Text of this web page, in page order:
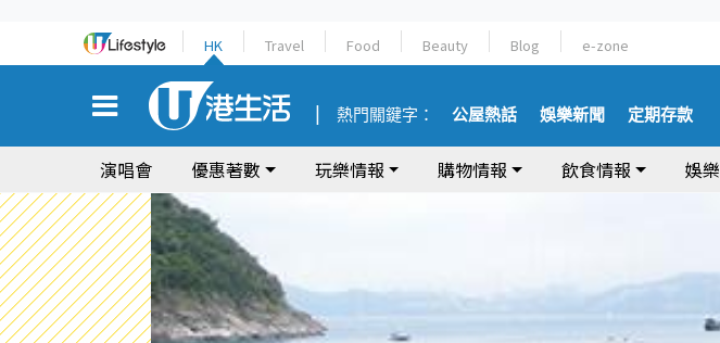
HK Travel Food Beauty Blog e-zone
熱門關鍵字： 公屋熱話 娛樂新聞 定期存款
演唱會 優惠著數 玩樂情報 購物情報 飲食情報 娛樂